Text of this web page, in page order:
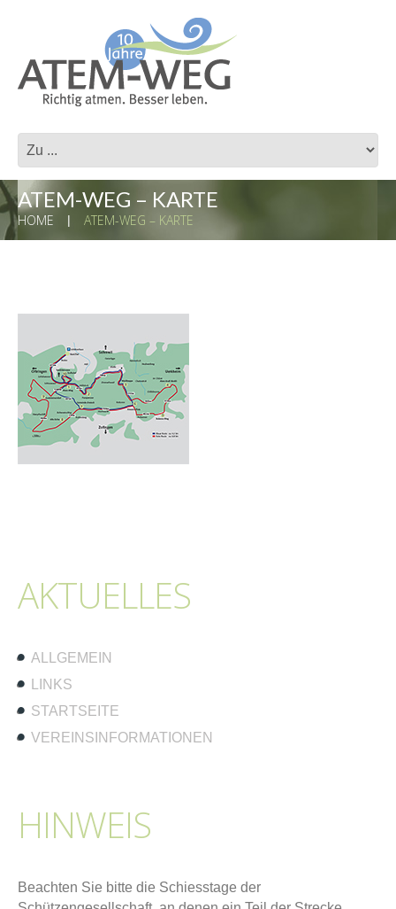
ATEM-WEG – KARTE
HOME ATEM-WEG – KARTE
AKTUELLES
ALLGEMEIN
LINKS
STARTSEITE
VEREINSINFORMATIONEN
HINWEIS
Beachten Sie bitte die Schiesstage der